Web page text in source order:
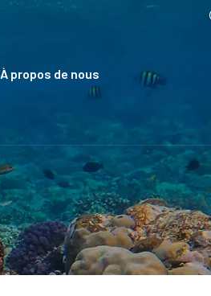
À propos de nous